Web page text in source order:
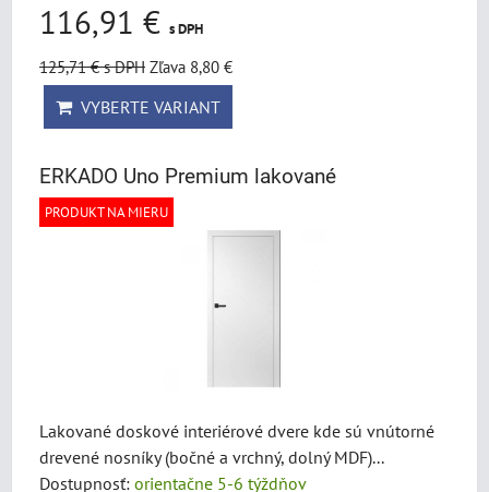
116,91 € s DPH
125,71 €s DPH Zľava 8,80 €
VYBERTE VARIANT
ERKADO Uno Premium lakované
PRODUKT NA MIERU
Lakované doskové interiérové dvere kde sú vnútorné
drevené nosníky (bočné a vrchný, dolný MDF)...
Dostupnosť: orientačne 5-6 týždňov